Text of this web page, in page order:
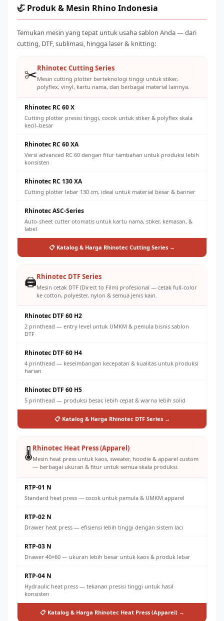
Kalibrasi konveyor oven secara berkala untuk suhu cure
yang konsisten
dan penyusutan mesin. Total biaya produksi umumnya Rp
🦏 Produk & Mesin Rhino Indonesia
Temukan mesin yang tepat untuk usaha sablon Anda — dari
cutting, DTF, sublimasi, hingga laser & knitting:
✂️Rhinotec Cutting Series
Mesin cutting plotter berteknologi tinggi untuk stiker,
polyflex, vinyl, kartu nama, dan berbagai material lainnya.
Rhinotec RC 60 X
Cutting plotter presisi tinggi, cocok untuk stiker & polyflex skala
kecil–besar
Rhinotec RC 60 XA
Versi advanced RC 60 dengan fitur tambahan untuk produksi lebih
konsisten
Rhinotec RC 130 XA
Cutting plotter lebar 130 cm, ideal untuk material besar & banner
Rhinotec ASC-Series
Auto-sheet cutter otomatis untuk kartu nama, stiker, kemasan, &
label
📋 Katalog & Harga Rhinotec Cutting Series →
🖨️Rhinotec DTF Series
Mesin cetak DTF (Direct to Film) profesional — cetak full-color
ke cotton, polyester, nylon & semua jenis kain.
Rhinotec DTF 60 H2
2 printhead — entry level untuk UMKM & pemula bisnis sablon
DTF
Rhinotec DTF 60 H4
4 printhead — keseimbangan kecepatan & kualitas untuk produksi
harian
Rhinotec DTF 60 H5
5 printhead — produksi besar, lebih cepat & warna lebih solid
📋 Katalog & Harga Rhinotec DTF Series →
🌡️Rhinotec Heat Press (Apparel)
Mesin heat press untuk kaos, sweater, hoodie & apparel custom
— berbagai ukuran & fitur untuk semua skala produksi.
RTP-01 N
Standard heat press — cocok untuk pemula & UMKM apparel
RTP-02 N
Drawer heat press — efisiensi lebih tinggi dengan sistem laci
RTP-03 N
Drawer 40×60 — ukuran lebih besar untuk kaos & produk lebar
RTP-04 N
Hydraulic heat press — tekanan presisi tinggi untuk hasil
konsisten
📋 Katalog & Harga Rhinotec Heat Press (Apparel) →